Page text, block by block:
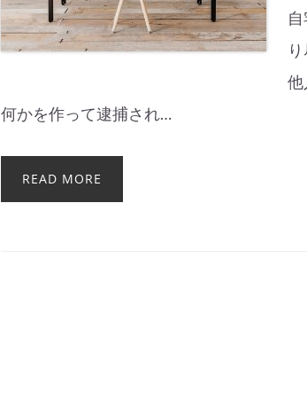
他
何かを作って逮捕され…
READ MORE